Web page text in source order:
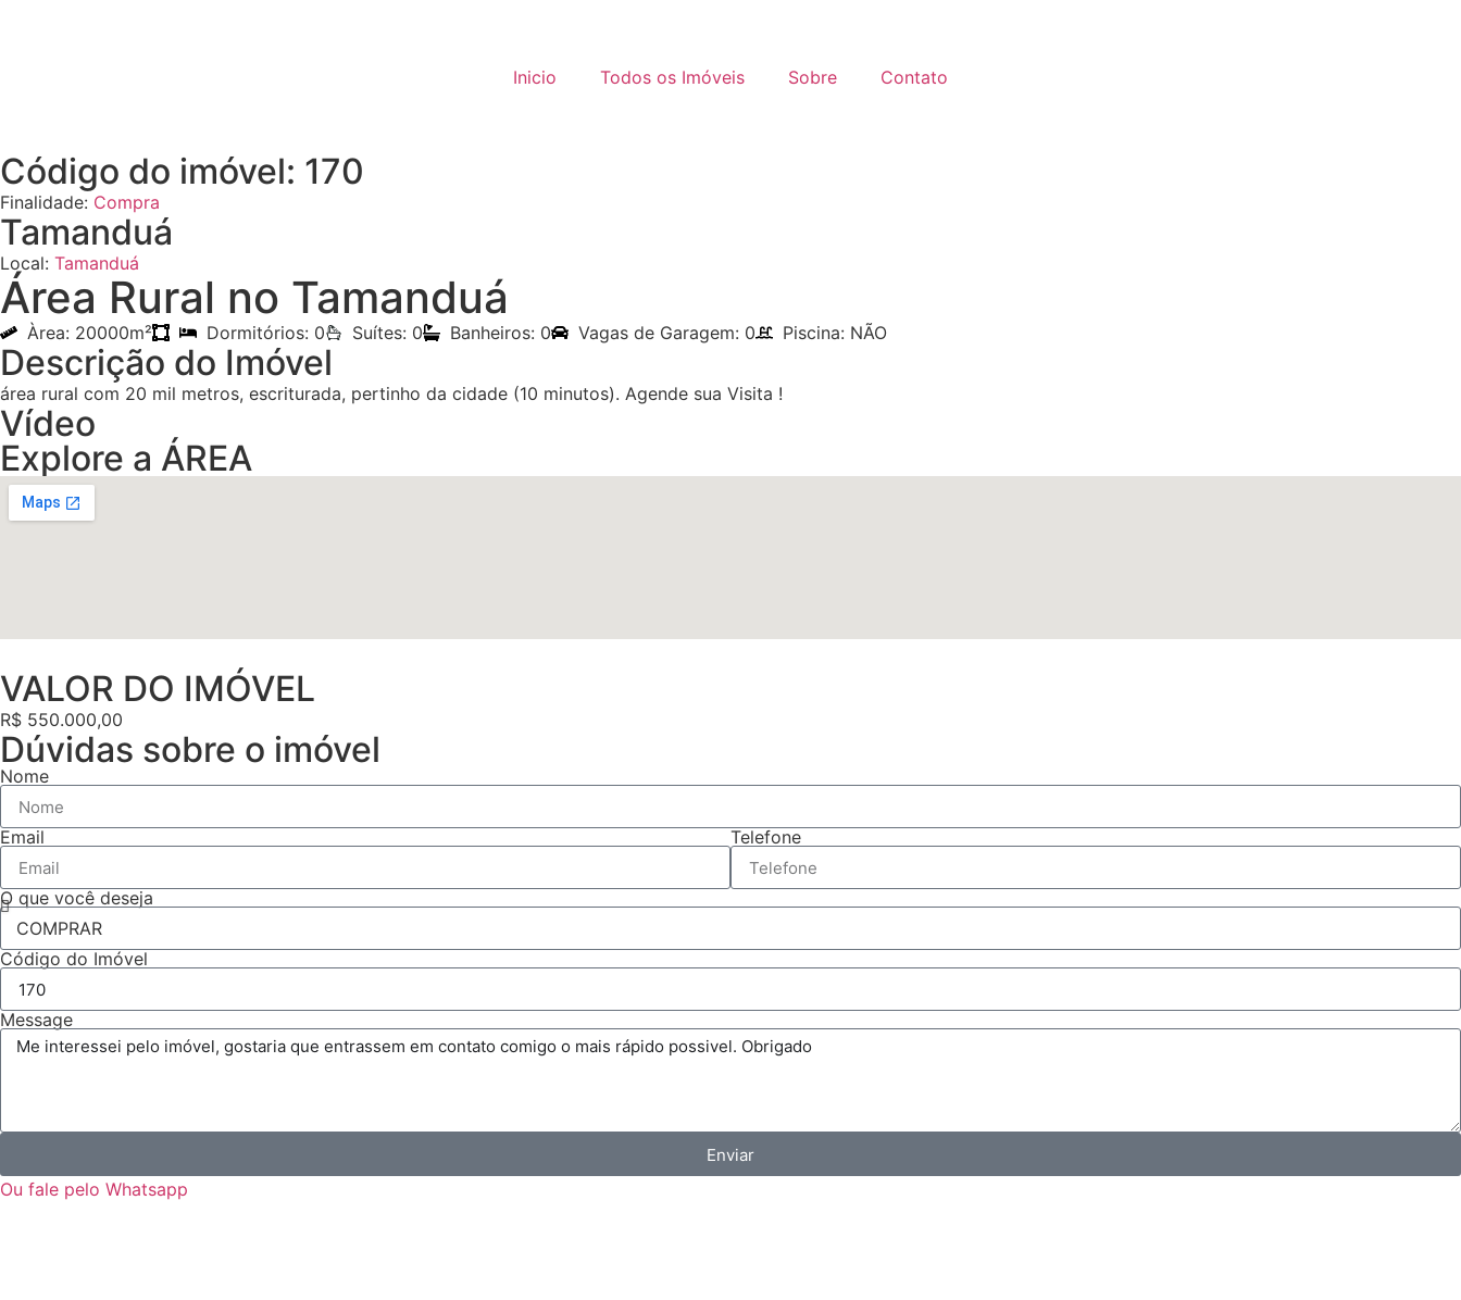
Inicio Todos os Imóveis Sobre Contato
Código do imóvel: 170
Finalidade: Compra
Tamanduá
Local: Tamanduá
Área Rural no Tamanduá
Àrea: 20000m² Dormitórios: 0 Suítes: 0 Banheiros: 0 Vagas de Garagem: 0 Piscina: NÃO
Descrição do Imóvel
área rural com 20 mil metros, escriturada, pertinho da cidade (10 minutos). Agende sua Visita !
Vídeo
Explore a ÁREA
VALOR DO IMÓVEL
R$ 550.000,00
Dúvidas sobre o imóvel
Nome
Email Telefone
O que você deseja
Código do Imóvel
Message
Enviar
Ou fale pelo Whatsapp